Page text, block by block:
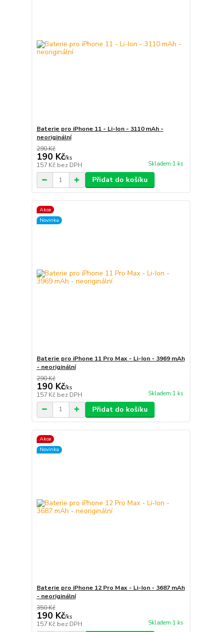
Baterie pro iPhone 11 - Li-Ion - 3110 mAh -
neoriginální
290 Kč
190 Kč/ks
157 Kč bez DPH Skladem 1 ks
Přidat do košíku
Akce
Novinka
Baterie pro iPhone 11 Pro Max - Li-Ion - 3969 mAh
- neoriginální
290 Kč
190 Kč/ks
157 Kč bez DPH Skladem 1 ks
Přidat do košíku
Akce
Novinka
Baterie pro iPhone 12 Pro Max - Li-Ion - 3687 mAh
- neoriginální
350 Kč
190 Kč/ks
157 Kč bez DPH Skladem 1 ks